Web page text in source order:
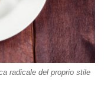
radicale del proprio stile